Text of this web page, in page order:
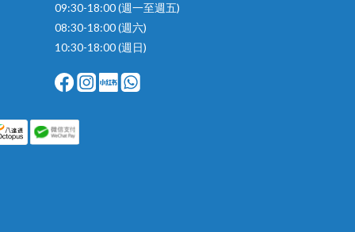
09:30-18:00 (週一至週五)
08:30-18:00 (週六)
10:30-18:00 (週日)